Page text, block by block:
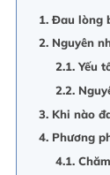
1. Đau lòng
2. Nguyên
2.1. Yếu
2.2.
3. Khi nào
4. Phương
4.1.